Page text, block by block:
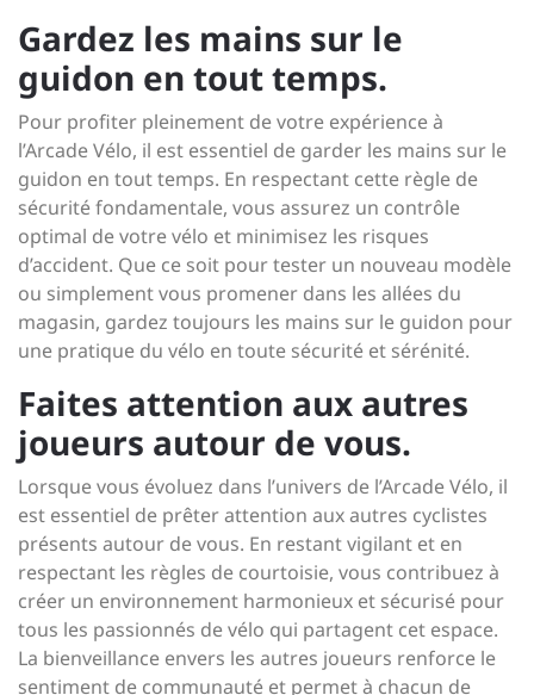
Gardez les mains sur le
guidon en tout temps.
Pour profiter pleinement de votre expérience à
l’Arcade Vélo, il est essentiel de garder les mains sur le
guidon en tout temps. En respectant cette règle de
sécurité fondamentale, vous assurez un contrôle
optimal de votre vélo et minimisez les risques
d’accident. Que ce soit pour tester un nouveau modèle
ou simplement vous promener dans les allées du
magasin, gardez toujours les mains sur le guidon pour
une pratique du vélo en toute sécurité et sérénité.
Faites attention aux autres
joueurs autour de vous.
Lorsque vous évoluez dans l’univers de l’Arcade Vélo, il
est essentiel de prêter attention aux autres cyclistes
présents autour de vous. En restant vigilant et en
respectant les règles de courtoisie, vous contribuez à
créer un environnement harmonieux et sécurisé pour
tous les passionnés de vélo qui partagent cet espace.
La bienveillance envers les autres joueurs renforce le
sentiment de communauté et permet à chacun de